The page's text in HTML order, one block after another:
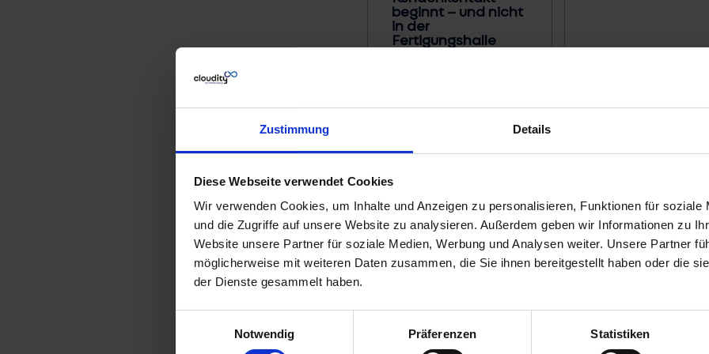
Zustimmung Details
Diese Webseite verwendet Cookies
Wir verwenden Cookies, um Inhalte und Anzeigen zu personalisieren, Funktionen für soziale
und die Zugriffe auf unsere Website zu analysieren. Außerdem geben wir Informationen zu
Website unsere Partner für soziale Medien, Werbung und Analysen weiter. Unsere Partner
möglicherweise mit weiteren Daten zusammen, die Sie ihnen bereitgestellt haben oder die
der Dienste gesammelt haben.
Notwendig
Präferenzen Statistiken
beginnt – und nicht
in der
Fertigungshalle